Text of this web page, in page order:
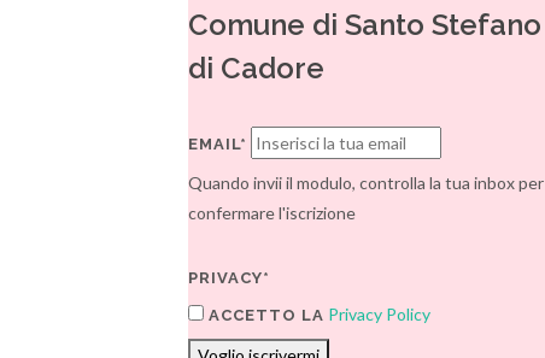
Comune di Santo Stefano
di Cadore
EMAIL*
Quando invii il modulo, controlla la tua inbox per
confermare l'iscrizione
PRIVACY*
ACCETTO LA Privacy Policy